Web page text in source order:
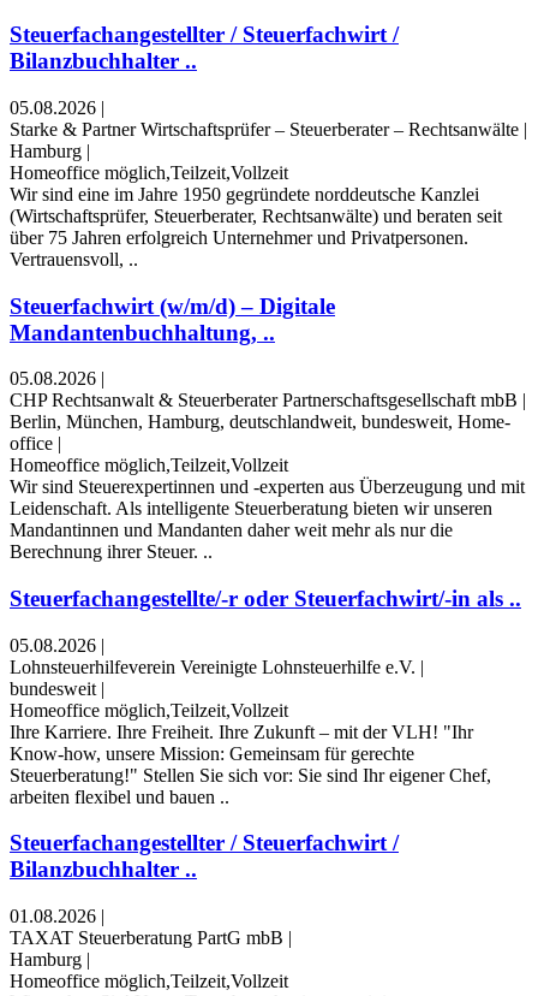
Steuerfachangestellter / Steuerfachwirt /
Bilanzbuchhalter ..
05.08.2026 |
Starke & Partner Wirtschaftsprüfer – Steuerberater – Rechtsanwälte |
Hamburg |
Homeoffice möglich,Teilzeit,Vollzeit
Wir sind eine im Jahre 1950 gegründete norddeutsche Kanzlei
(Wirtschaftsprüfer, Steuerberater, Rechtsanwälte) und beraten seit
über 75 Jahren erfolgreich Unternehmer und Privatpersonen.
Vertrauensvoll, ..
Steuerfachwirt (w/m/d) – Digitale
Mandantenbuchhaltung, ..
05.08.2026 |
CHP Rechtsanwalt & Steuerberater Partnerschaftsgesellschaft mbB |
Berlin, München, Hamburg, deutschlandweit, bundesweit, Home-
office |
Homeoffice möglich,Teilzeit,Vollzeit
Wir sind Steuerexpertinnen und -experten aus Überzeugung und mit
Leidenschaft. Als intelligente Steuerberatung bieten wir unseren
Mandantinnen und Mandanten daher weit mehr als nur die
Berechnung ihrer Steuer. ..
Steuerfachangestellte/-r oder Steuerfachwirt/-in als ..
05.08.2026 |
Lohnsteuerhilfeverein Vereinigte Lohnsteuerhilfe e.V. |
bundesweit |
Homeoffice möglich,Teilzeit,Vollzeit
Ihre Karriere. Ihre Freiheit. Ihre Zukunft – mit der VLH! "Ihr
Know-how, unsere Mission: Gemeinsam für gerechte
Steuerberatung!" Stellen Sie sich vor: Sie sind Ihr eigener Chef,
arbeiten flexibel und bauen ..
Steuerfachangestellter / Steuerfachwirt /
Bilanzbuchhalter ..
01.08.2026 |
TAXAT Steuerberatung PartG mbB |
Hamburg |
Homeoffice möglich,Teilzeit,Vollzeit